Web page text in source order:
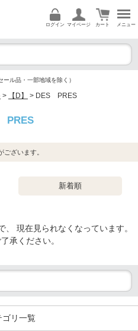
メニュー
カート
マイページ
ログイン
ール品・一部地域を除く）
> 【D】 > DES PRES
PRES
ございます。
新着順
現在見られなくなっています。
承ください。
ゴリ一覧